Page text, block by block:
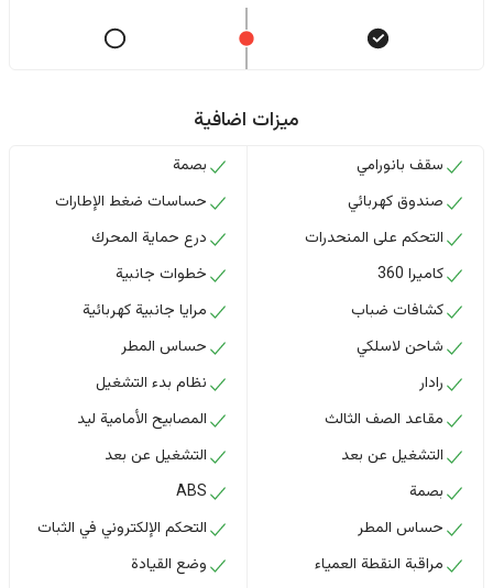
ميزات اضافية
سقف بانورامي
صندوق كهربائي
التحكم على المنحدرات
كاميرا 360
كشافات ضباب
شاحن لاسلكي
رادار
مقاعد الصف الثالث
التشغيل عن بعد
بصمة
حساس المطر
مراقبة النقطة العمياء
بصمة
حساسات ضغط الإطارات
درع حماية المحرك
خطوات جانبية
مرايا جانبية كهربائية
حساس المطر
نظام بدء التشغيل
المصابيح الأمامية ليد
التشغيل عن بعد
ABS
التحكم الإلكتروني في الثبات
وضع القيادة